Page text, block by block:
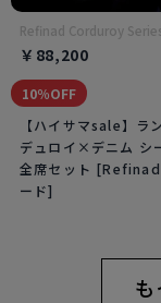
Refinad Corduroy
￥88,200
10％OFF
【ハイサマsale】ラ
デュロイ×デニム シ
全席セット [Refinad
ード]
も